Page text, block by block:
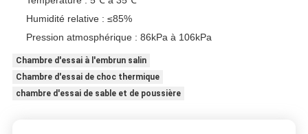
Humidité relative : ≤85%
Pression atmosphérique : 86kPa à 106kPa
Chambre d'essai à l'embrun salin
Chambre d'essai de choc thermique
chambre d'essai de sable et de poussière